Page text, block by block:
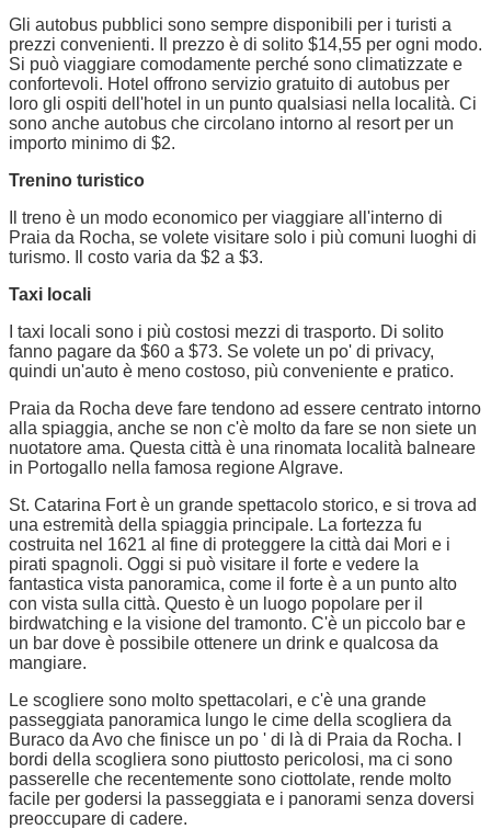
Gli autobus pubblici sono sempre disponibili per i turisti a
prezzi convenienti. Il prezzo è di solito $14,55 per ogni modo.
Si può viaggiare comodamente perché sono climatizzate e
confortevoli. Hotel offrono servizio gratuito di autobus per
loro gli ospiti dell'hotel in un punto qualsiasi nella località. Ci
sono anche autobus che circolano intorno al resort per un
importo minimo di $2.
Trenino turistico
Il treno è un modo economico per viaggiare all'interno di
Praia da Rocha, se volete visitare solo i più comuni luoghi di
turismo. Il costo varia da $2 a $3.
Taxi locali
I taxi locali sono i più costosi mezzi di trasporto. Di solito
fanno pagare da $60 a $73. Se volete un po' di privacy,
quindi un'auto è meno costoso, più conveniente e pratico.
Praia da Rocha deve fare tendono ad essere centrato intorno
alla spiaggia, anche se non c'è molto da fare se non siete un
nuotatore ama. Questa città è una rinomata località balneare
in Portogallo nella famosa regione Algrave.
St. Catarina Fort è un grande spettacolo storico, e si trova ad
una estremità della spiaggia principale. La fortezza fu
costruita nel 1621 al fine di proteggere la città dai Mori e i
pirati spagnoli. Oggi si può visitare il forte e vedere la
fantastica vista panoramica, come il forte è a un punto alto
con vista sulla città. Questo è un luogo popolare per il
birdwatching e la visione del tramonto. C'è un piccolo bar e
un bar dove è possibile ottenere un drink e qualcosa da
mangiare.
Le scogliere sono molto spettacolari, e c'è una grande
passeggiata panoramica lungo le cime della scogliera da
Buraco da Avo che finisce un po ' di là di Praia da Rocha. I
bordi della scogliera sono piuttosto pericolosi, ma ci sono
passerelle che recentemente sono ciottolate, rende molto
facile per godersi la passeggiata e i panorami senza doversi
preoccupare di cadere.